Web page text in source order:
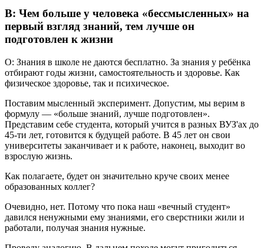
В: Чем больше у человека «бессмысленных» на
первый взгляд знаний, тем лучше он
подготовлен к жизни
О: Знания в школе не даются бесплатно. За знания у ребёнка
отбирают годы жизни, самостоятельность и здоровье. Как
физическое здоровье, так и психическое.
Поставим мысленный эксперимент. Допустим, мы верим в
формулу — «больше знаний, лучше подготовлен».
Представим себе студента, который учится в разных ВУЗ'ах до
45-ти лет, готовится к будущей работе. В 45 лет он свои
университеты заканчивает и к работе, наконец, выходит во
взрослую жизнь.
Как полагаете, будет он значительно круче своих менее
образованных коллег?
Очевидно, нет. Потому что пока наш «вечный студент»
давился ненужными ему знаниями, его сверстники жили и
работали, получая знания нужные.